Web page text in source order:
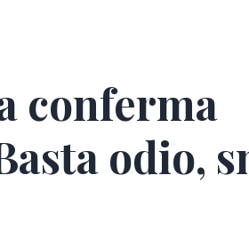
conferma
odio,